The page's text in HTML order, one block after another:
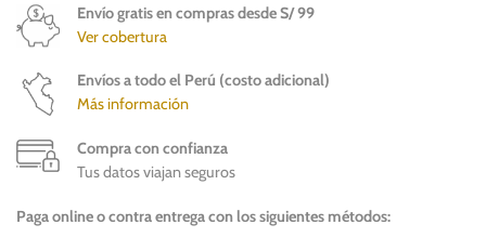
Envío gratis en compras desde S/ 99
Ver cobertura
Envíos a todo el Perú (costo adicional)
Más información
Compra con confianza
Tus datos viajan seguros
Paga online o contra entrega con los siguientes métodos: